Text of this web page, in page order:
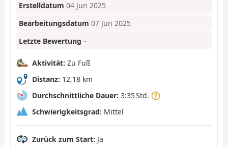
Erstelldatum 04 Jun 2025
Bearbeitungsdatum 07 Jun 2025
Letzte Bewertung –
Aktivität: Zu Fuß
Distanz: 12,18 km
Durchschnittliche Dauer: 3:35 Std.
Schwierigkeitsgrad: Mittel
Zurück zum Start: Ja